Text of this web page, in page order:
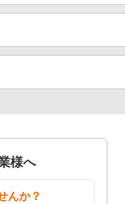
様へ
んか？